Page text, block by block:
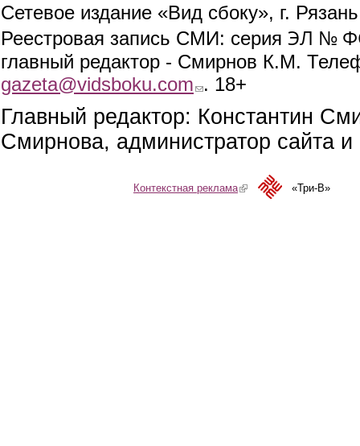
Сетевое издание «Вид сбоку», г.
Реестровая запись СМИ: серия ЭЛ №
главный редактор - Смирнов К.М.
gazeta@vidsboku.com (link sends e-mail)
. 18+
Главный редактор: Константин
Смирнова, администратор сайта
Контекстная реклама(link is external)«Три-В»